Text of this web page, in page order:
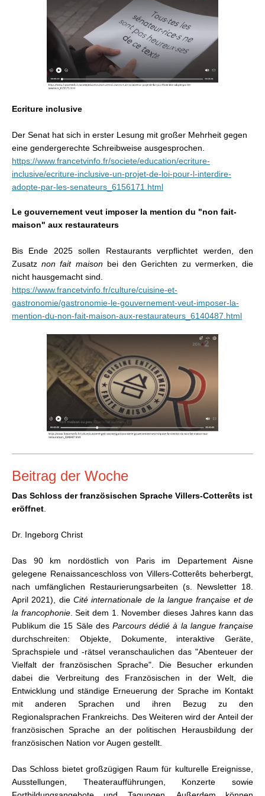
Ecriture inclusive
Der Senat hat sich in erster Lesung mit großer Mehrheit gegen
eine gendergerechte Schreibweise ausgesprochen.
https://www.francetvinfo.fr/societe/education/ecriture-
inclusive/ecriture-inclusive-un-projet-de-loi-pour-l-interdire-
adopte-par-les-senateurs_6156171.html
Le gouvernement veut imposer la mention du "non fait-
maison" aux restaurateurs
Bis Ende 2025 sollen Restaurants verpflichtet werden, den
Zusatznon fait maison bei den Gerichten zu vermerken, die
nicht hausgemacht sind.
https://www.francetvinfo.fr/culture/cuisine-et-
gastronomie/gastronomie-le-gouvernement-veut-imposer-la-
mention-du-non-fait-maison-aux-restaurateurs_6140487.html
Beitrag der Woche
Das Schloss der französischen Sprache Villers-Cotterêts ist
eröffnet
Dr. Ingeborg Christ
Das 90 km nordöstlich von Paris im Departement Aisne
gelegene Renaissanceschloss von Villers-Cotterêts beherbergt,
nach umfänglichen Restaurierungsarbeiten (s. Newsletter 18.
April 2021), die Cité internationale de la langue française et de
la francophonie. Seit dem 1. November dieses Jahres kann das
Publikum die 15 Säle des Parcours dédié à la langue française
durchschreiten: Objekte, Dokumente, interaktive Geräte,
Sprachspiele und -rätsel veranschaulichen das "Abenteuer der
Vielfalt der französischen Sprache". Die Besucher erkunden
dabei die Verbreitung des Französischen in der Welt, die
Entwicklung und ständige Erneuerung der Sprache im Kontakt
mit anderen Sprachen und ihren Bezug zu den
Regionalsprachen Frankreichs. Des Weiteren wird der Anteil der
französischen Sprache an der politischen Herausbildung der
französischen Nation vor Augen gestellt.
Das Schloss bietet großzügigen Raum für kulturelle Ereignisse,
Ausstellungen, Theateraufführungen, Konzerte sowie